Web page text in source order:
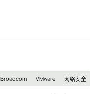
Broadcom VMware 网络安全